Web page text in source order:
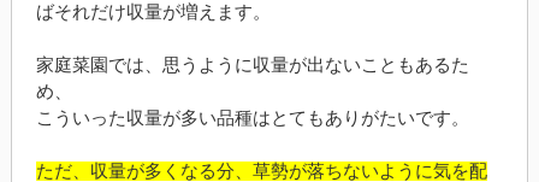
ばそれだけ収量が増えます。
家庭菜園では、思うように収量が出ないこともあるた
め、
こういった収量が多い品種はとてもありがたいです。
ただ、収量が多くなる分、草勢が落ちないように気を配